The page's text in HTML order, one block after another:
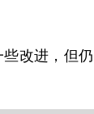
改进，但仍